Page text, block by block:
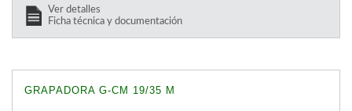
Ver detalles
Ficha técnica y documentación
GRAPADORA G-CM 19/35 M